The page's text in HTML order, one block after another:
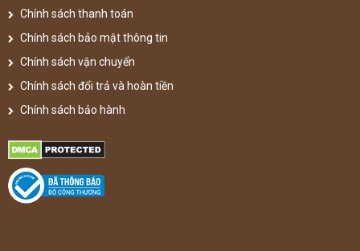
Chính sách thanh toán
Chính sách bảo mật thông tin
Chính sách vận chuyển
Chính sách đổi trả và hoàn tiền
Chính sách bảo hành